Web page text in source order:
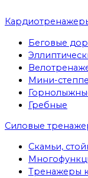
Беговые
Мини-
Гребные
Cиловые
Скамьи,
Тренажеры